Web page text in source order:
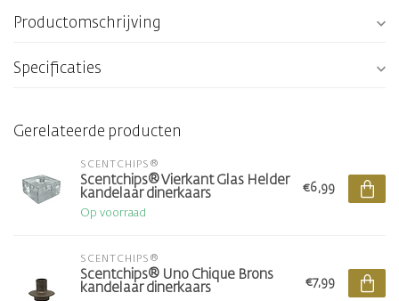
Productomschrijving
Specificaties
Gerelateerde producten
SCENTCHIPS®
Scentchips® Vierkant Glas Helder
kandelaar dinerkaars
Op voorraad
€6,99
SCENTCHIPS®
Scentchips® Uno Chique Brons
kandelaar dinerkaars
€7,99